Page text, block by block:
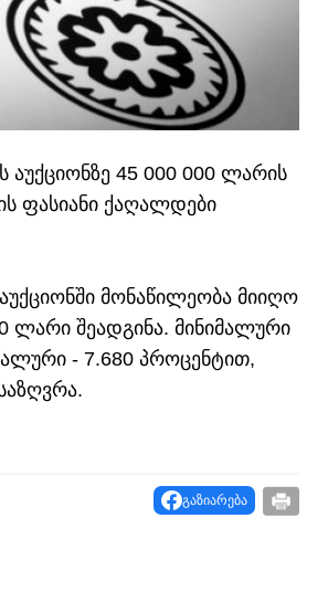
აუქციონზე 45 000 000 ლარის
ფასიანი ქაღალდები
მონაწილეობა მიიღო
ლარი შეადგინა. მინიმალური
- 7.680 პროცენტით,
გაზიარება